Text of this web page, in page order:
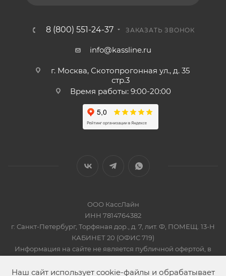
8 (800) 551-24-37 ЗАКАЗАТЬ ЗВОНОК
info@kassline.ru
г. Москва, Скотопрогонная ул., д. 35
стр.3
Время работы: 9:00-20:00
ООО КассЛайн
ИНН 7814764382
г. Санкт-Петербург, Торфяная дор., д. 7, лит. Ф, ПОМЕЩ. 13-Н
КАБИНЕТ 20 (ОФИС 719)
Информация на сайте не является публичной офертой, в
2019-2026 © КАССЛАЙН
Наш сайт использует cookie-файлы и обрабатывает